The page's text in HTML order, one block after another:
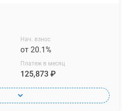
Нач. взнос
от 20.1%
Платеж в месяц
125,873 ₽